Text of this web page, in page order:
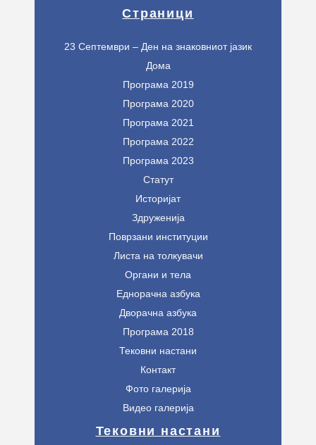
Страници
23 Септември – Ден на знаковниот јазик
Дома
Програма 2019
Програма 2020
Програма 2021
Програма 2022
Програма 2023
Статут
Историјат
Здруженија
Поврзани институции
Листа на толкувачи
Органи и тела
Еднорачна азбука
Дворачна азбука
Програма 2018
Тековни настани
Контакт
Фото галерија
Видео галерија
Тековни настани